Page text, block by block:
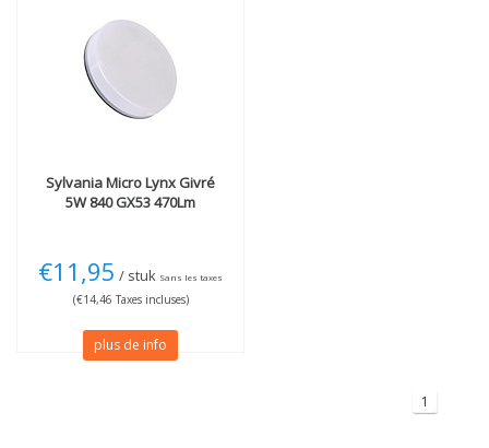
SylvaniaMicro Lynx Givré
5W 840 GX53 470Lm
€11,95 / stuk Sans les taxes
(€14,46 Taxes incluses)
plus de info
1